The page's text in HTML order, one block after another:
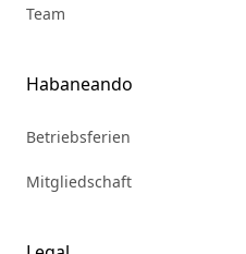
Team
Habaneando
Betriebsferien
Mitgliedschaft